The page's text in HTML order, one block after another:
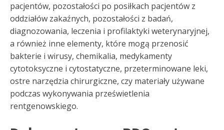
pacjentów, pozostałości po posiłkach pacjentów z
oddziałów zakaźnych, pozostałości z badań,
diagnozowania, leczenia i profilaktyki weterynaryjnej,
a również inne elementy, które mogą przenosić
bakterie i wirusy, chemikalia, medykamenty
cytotoksyczne i cytostatyczne, przeterminowane leki,
ostre narzędzia chirurgiczne, czy materiały używane
podczas wykonywania prześwietlenia
rentgenowskiego.